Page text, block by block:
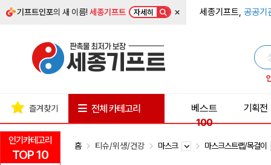
기프트인포의 새 이름!세종기프트 자세히 × 세종기프트, 공공기
인기카테고리
TOP 10
즐겨찾기 전체 카테고리
베스트
100
기획전
홈 티슈/위생/건강 마스크 마스크스트랩/목걸이